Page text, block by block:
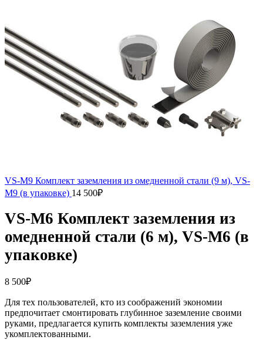
VS-M9 Комплект заземления из омедненной стали (9 м), VS-
M9 (в упаковке) 14 500₽
VS-M6 Комплект заземления из
омедненной стали (6 м), VS-M6 (в
упаковке)
8 500₽
Для тех пользователей, кто из соображений экономии
предпочитает смонтировать глубинное заземление своими
руками, предлагается купить комплекты заземления уже
укомплектованными.